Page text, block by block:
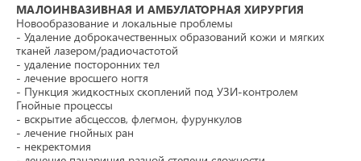
МАЛОИНВАЗИВНАЯ И АМБУЛАТОРНАЯ ХИРУРГИЯ
Новообразование и локальные проблемы
- Удаление доброкачественных образований кожи и мягких
тканей лазером/радиочастотой
- удаление посторонних тел
- лечение вросшего ногтя
- Пункция жидкостных скоплений под УЗИ-контролем
Гнойные процессы
- вскрытие абсцессов, флегмон, фурункулов
- лечение гнойных ран
- некректомия